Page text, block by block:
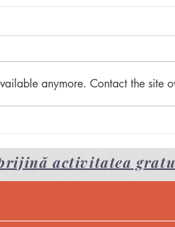
anymore. Contact the site
activitatea